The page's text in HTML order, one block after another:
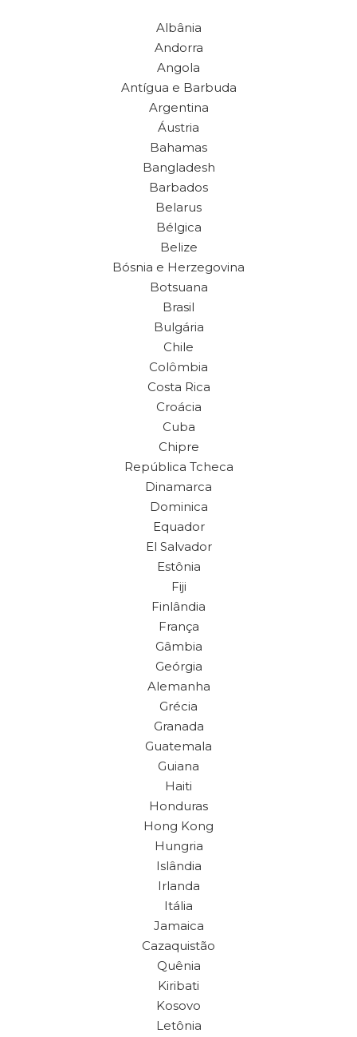
Albânia
Andorra
Angola
Antígua e Barbuda
Argentina
Áustria
Bahamas
Bangladesh
Barbados
Belarus
Bélgica
Belize
Bósnia e Herzegovina
Botsuana
Brasil
Bulgária
Chile
Colômbia
Costa Rica
Croácia
Cuba
Chipre
República Tcheca
Dinamarca
Dominica
Equador
El Salvador
Estônia
Fiji
Finlândia
França
Gâmbia
Geórgia
Alemanha
Grécia
Granada
Guatemala
Guiana
Haiti
Honduras
Hong Kong
Hungria
Islândia
Irlanda
Itália
Jamaica
Cazaquistão
Quênia
Kiribati
Kosovo
Letônia